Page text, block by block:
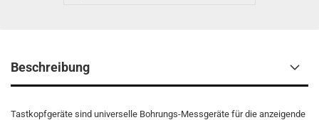
Beschreibung
Tastkopfgeräte sind universelle Bohrungs-Messgeräte für die anzeigende